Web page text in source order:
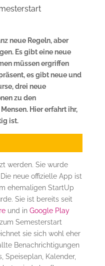
neue Regeln, aber
Es gibt eine neue
müssen ergriffen
es gibt neue und
drei neue
zu den
Hier erfahrt ihr,
ist.
werden. Sie wurde
neue offizielle App ist
ehemaligen StartUp
Sie ist bereits seit
und in Google Play
Semesterstart
sie sich wohl eher
Benachrichtigungen
Speiseplan, Kalender,